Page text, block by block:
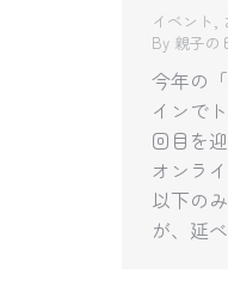
イベント ,
By 親子の
今年の
インで
回目を
オンラ
以下の
が、延